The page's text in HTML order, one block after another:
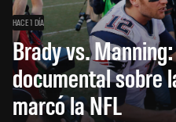
HACE 1 DÍA
Brady vs.
documental sobre
marcó la NFL